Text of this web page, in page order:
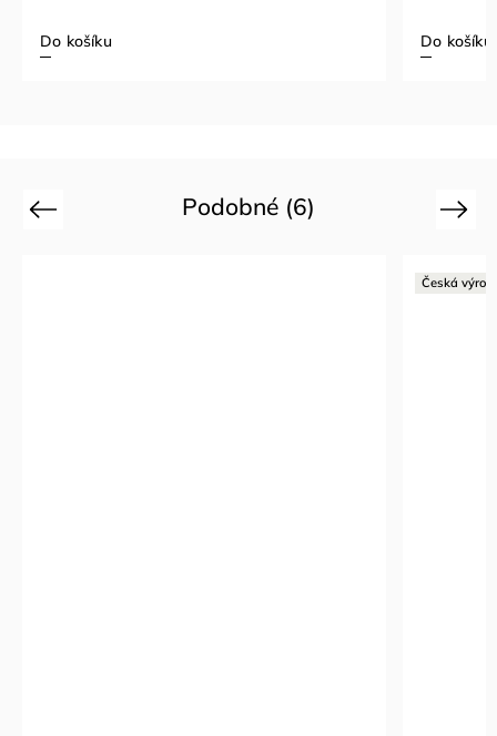
Do košíku Do košíku
Podobné (6)
Previous
Česká
Next